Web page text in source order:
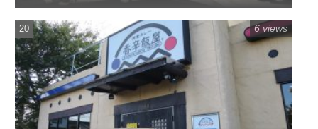
6 views